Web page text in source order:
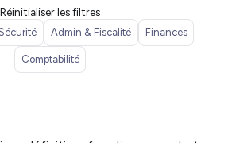
Réinitialiser les filtres
Admin & Fiscalité Finances
Comptabilité